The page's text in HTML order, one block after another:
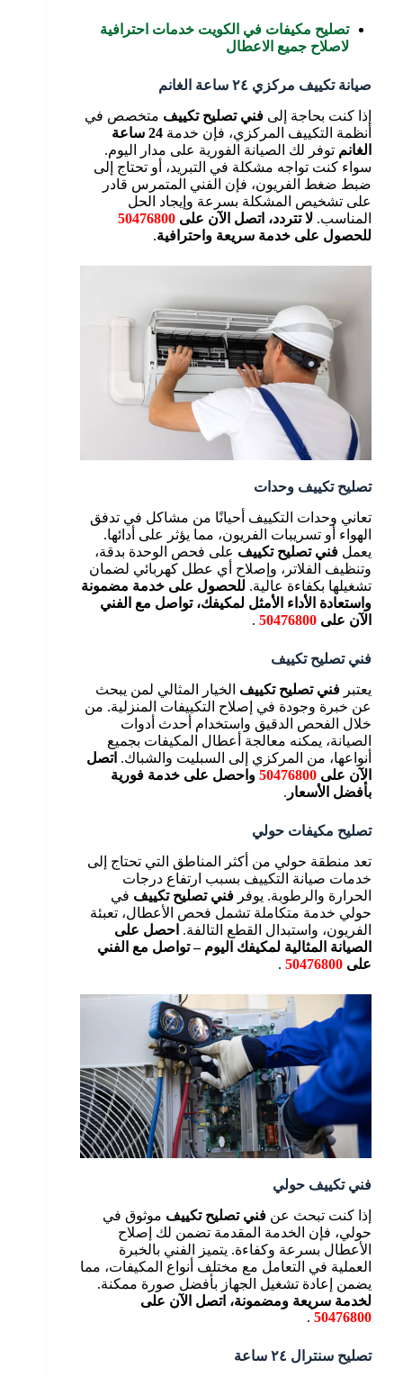
تصليح مكيفات في الكويت خدمات احترافية
لاصلاح جميع الاعطال
صيانة تكييف مركزي ٢٤ ساعة الغانم
إذا كنت بحاجة إلى فني تصليح تكييف متخصص في
أنظمة التكييف المركزي، فإن خدمة
24 ساعة
الغانم توفر لك الصيانة الفورية على مدار اليوم.
سواء كنت تواجه مشكلة في التبريد، أو تحتاج إلى
ضبط ضغط الفريون، فإن الفني المتمرس قادر
على تشخيص المشكلة بسرعة وإيجاد الحل
المناسب. لا تتردد، اتصل الآن على 50476800
للحصول على خدمة سريعة واحترافية.
تصليح تكييف وحدات
تعاني وحدات التكييف أحيانًا من مشاكل في تدفق
الهواء أو تسريبات الفريون، مما يؤثر على أدائها.
يعمل فني تصليح تكييف على فحص الوحدة بدقة،
وتنظيف الفلاتر، وإصلاح أي عطل كهربائي لضمان
تشغيلها بكفاءة عالية. للحصول على خدمة مضمونة
واستعادة الأداء الأمثل لمكيفك، تواصل مع الفني
الآن على 50476800
.
فني تصليح تكييف
يعتبر فني تصليح تكييف الخيار المثالي لمن يبحث
عن خبرة وجودة في إصلاح التكييفات المنزلية. من
خلال الفحص الدقيق واستخدام أحدث أدوات
الصيانة، يمكنه معالجة أعطال المكيفات بجميع
أنواعها، من المركزي إلى السبليت والشباك. اتصل
الآن على 50476800 واحصل على خدمة فورية
بأفضل الأسعار .
تصليح مكيفات حولي
تعد منطقة حولي من أكثر المناطق التي تحتاج إلى
خدمات صيانة التكييف بسبب ارتفاع درجات
الحرارة والرطوبة. يوفر فني تصليح تكييف في
حولي خدمة متكاملة تشمل فحص الأعطال، تعبئة
الفريون، واستبدال القطع التالفة. احصل على
الصيانة المثالية لمكيفك اليوم – تواصل مع الفني
على 50476800
.
فني تكييف حولي
إذا كنت تبحث عن فني تصليح تكييف موثوق في
حولي، فإن الخدمة المقدمة تضمن لك إصلاح
الأعطال بسرعة وكفاءة. يتميز الفني بالخبرة
العملية في التعامل مع مختلف أنواع المكيفات، مما
يضمن إعادة تشغيل الجهاز بأفضل صورة ممكنة.
لخدمة سريعة ومضمونة، اتصل الآن على
50476800
.
تصليح سنترال ٢٤ ساعة